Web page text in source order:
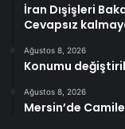
İran Dışişleri
Cevapsız
Ağustos 8, 2026
Konumu
Ağustos 8, 2026
Mersin’de